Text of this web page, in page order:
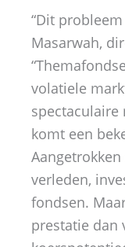
“Dit
Masarwah,
volatiele
spectaculaire
komt een
verleden,
fondsen.
prestatie dan